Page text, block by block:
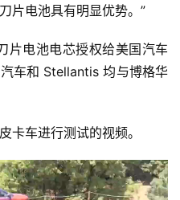
片电池具有明显优势。”
片电池电芯授权给美国汽车
车和 Stellantis 均与博格华
卡车进行测试的视频。